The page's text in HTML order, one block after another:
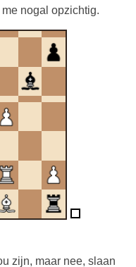
nogal opzichtig.
zijn, maar nee, slaan